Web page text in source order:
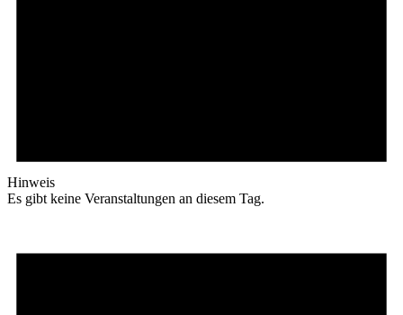
Hinweis
Es gibt keine Veranstaltungen an diesem Tag.